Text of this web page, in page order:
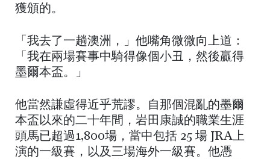
獲頒的。
「我去了一趟澳洲，」他嘴角微微向上道：
「我在兩場賽事中騎得像個小丑，然後贏得
墨爾本盃。」
他當然謙虛得近乎荒謬。自那個混亂的墨爾
本盃以來的二十年間，岩田康誠的職業生涯
頭馬已超過1,800場，當中包括 25 場 JRA上
演的一級賽，以及三場海外一級賽。他憑